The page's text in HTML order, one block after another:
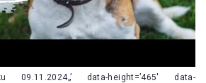
data-height=’465′ data-